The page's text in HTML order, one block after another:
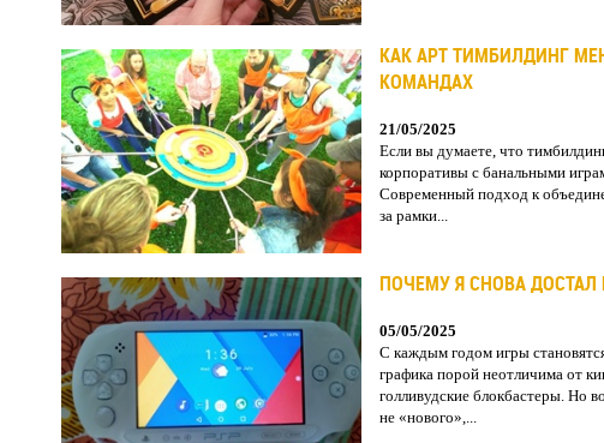
КАК АРТ ТИМБИЛДИНГ
КОМАНДАХ
21/05/2025
Если вы думаете, что
корпоративы с банальными
Современный подход к
за рамки...
ПОЧЕМУ Я СНОВА ДОСТАЛ
05/05/2025
С каждым годом игры
графика порой неотличима от
голливудские блокбастеры. Но
не «нового»,...